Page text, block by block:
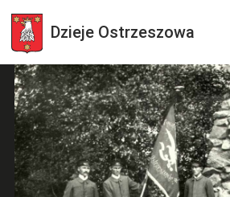
Dzieje Ostrzeszowa
Wszystkie zdjęcia
Kategorie zdjęć
Zaloguj się